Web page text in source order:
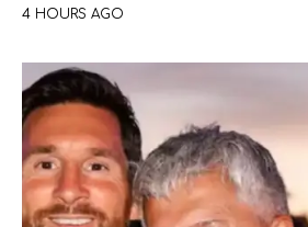
4 HOURS AGO